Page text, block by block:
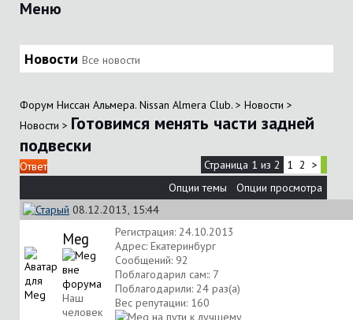
Меню
Новости Все новости
Форум Ниссан Альмера. Nissan Almera Club. > Новости >
Новости > Готовимся менять части задней
подвески
Ответ Страница 1 из 2 1 2 >
Опции темы
Опции просмотра
08.12.2013, 15:44
Meg
Наш
человек
Регистрация: 24.10.2013
Адрес: Екатеринбург
Сообщений: 92
Поблагодарил сам:: 7
Поблагодарили: 24 раз(а)
Вес репутации: 160